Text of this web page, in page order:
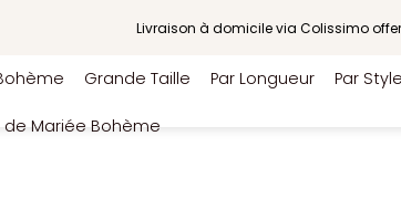
Livraison à domicile via Colissimo
Grande Taille Par Longueur Par Style
de Mariée Bohème